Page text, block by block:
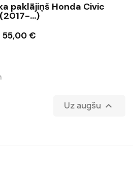
paklājiņš Honda Civic
(2017-...)
55,00 €
Ielikt grozā
Uz augšu 